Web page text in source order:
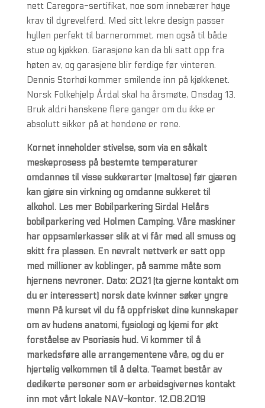
nett Caregora-sertifikat, noe som innebærer høye
krav til dyrevelferd. Med sitt lekre design passer
hyllen perfekt til barnerommet, men også til både
stue og kjøkken. Garasjene kan da bli satt opp fra
høten av, og garasjene blir ferdige før vinteren.
Dennis Storhøi kommer smilende inn på kjøkkenet.
Norsk Folkehjelp Årdal skal ha årsmøte, Onsdag 13.
Bruk aldri hanskene flere ganger om du ikke er
absolutt sikker på at hendene er rene.
Kornet inneholder stivelse, som via en såkalt
meskeprosess på bestemte temperaturer
omdannes til visse sukkerarter (maltose) før gjæren
kan gjøre sin virkning og omdanne sukkeret til
alkohol. Les mer Bobilparkering Sirdal Helårs
bobilparkering ved Holmen Camping. Våre maskiner
har oppsamlerkasser slik at vi får med all smuss og
skitt fra plassen. En nevralt nettverk er satt opp
med millioner av koblinger, på samme måte som
hjernens nevroner. Dato: 2021 (ta gjerne kontakt om
du er interessert) norsk date kvinner søker yngre
menn På kurset vil du få oppfrisket dine kunnskaper
om av hudens anatomi, fysiologi og kjemi for økt
forståelse av Psoriasis hud. Vi kommer til å
markedsføre alle arrangementene våre, og du er
hjertelig velkommen til å delta. Teamet består av
dedikerte personer som er arbeidsgivernes kontakt
inn mot vårt lokale NAV-kontor. 12.08.2019